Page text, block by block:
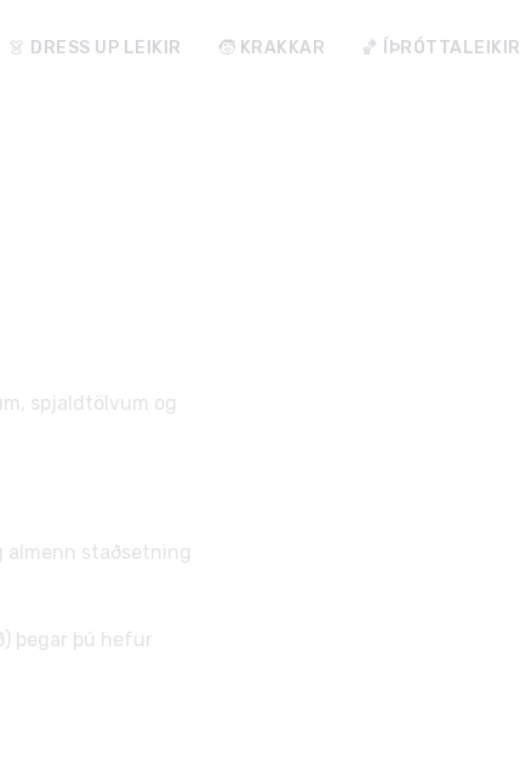
👗 DRESS UP LEIKIR 🧒 KRAKKAR 🏀 ÍÞRÓTTALEIKIR
spjaldtölvum og
staðsetning
þegar þú hefur